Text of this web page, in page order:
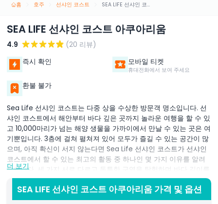
홈 호주 선샤인 코스트 SEA LIFE 선샤인 코스트 아쿠아리움
SEA LIFE 선샤인 코스트 아쿠아리움
4.9
(20 리뷰)
즉시 확인
모바일 티켓
휴대전화에서 보여 주세요
환불 불가
Sea Life 선샤인 코스트는 다중 상을 수상한 방문객 명소입니다. 선
샤인 코스트에서 해안부터 바다 깊은 곳까지 놀라운 여행을 할 수 있
고 10,000마리가 넘는 해양 생물을 가까이에서 만날 수 있는 곳은 여
기뿐입니다. 3층에 걸쳐 펼쳐져 있어 모두가 즐길 수 있는 공간이 많
으며, 아직 확신이 서지 않는다면 Sea Life 선샤인 코스트가 선샤인
코스트에서 할 수 있는 최고의 활동 중 하나인 몇 가지 이유를 알려
드립니다. 세 가지 서로 다르고 독특한 구역을 탐험하며 바다 깊이를
탐험하고 놀라운 바다 전망을 만끽하세요.
수천 마리의 놀라운 해양 생물을 보유한 우리의 수중 세계 전시물에
더 보기
SEA LIFE 선샤인 코스트 아쿠아리움 가격 및 옵션